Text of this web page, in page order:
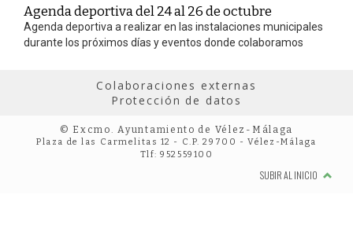
Agenda deportiva del 24 al 26 de octubre
Agenda deportiva a realizar en las instalaciones municipales
durante los próximos días y eventos donde colaboramos
Colaboraciones externas
Protección de datos
© Excmo. Ayuntamiento de Vélez-Málaga
Plaza de las Carmelitas 12 - C.P. 29700 - Vélez-Málaga
Tlf: 952559100
SUBIR AL INICIO